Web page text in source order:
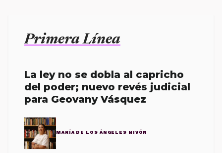
Primera Línea
La ley no se dobla al capricho
del poder; nuevo revés judicial
para Geovany Vásquez
MARÍA DE LOS ÁNGELES NIVÓN